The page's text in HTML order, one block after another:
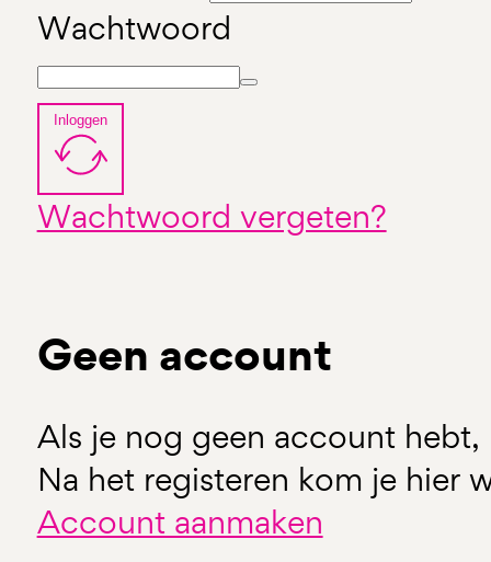
Wachtwoord
Inloggen
Wachtwoord vergeten?
Geen account
Als je nog geen account hebt,
Na het registeren kom je hier
Account aanmaken